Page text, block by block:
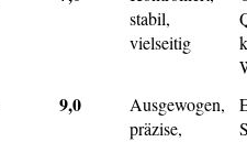
stabil,
vielseitig
9,0
Ausgewogen,
präzise,